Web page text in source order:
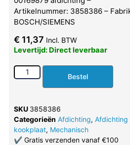
Artikelnummer: 3858386 –
BOSCH/SIEMENS
€ 11,37 Incl. BTW
Levertijd: Direct leverbaar
Bestel
SKU 3858386
Categorieën Afdichting, Afdichting
kookplaat, Mechanisch
✔Gratis verzenden vanaf €100